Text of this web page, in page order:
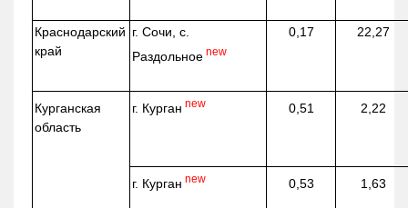
Краснодарский
край
г. Сочи, с.
Раздольное new
0,17 22,27
Курганская
область
г. Курган new 0,51 2,22
г. Курган new 0,53 1,63